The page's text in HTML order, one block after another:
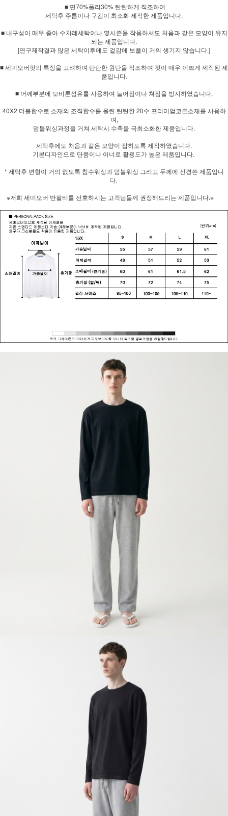
■ 면70%폴리30% 탄탄하게 직조하여
세탁후 주름이나 구김이 최소화 제작한 제품입니다.
■ 내구성이 매우 좋아 수차례세탁이나 몇시즌을 착용하셔도 처음과 같은 모양이 유지
되는 제품입니다.
[연구제작결과 많은 세탁이후에도 겉감에 보풀이 거의 생기지 않습니다.]
■ 세미오버핏의 특징을 고려하여 탄탄한 원단을 직조하여 핏이 매우 이쁘게 제작된 제
품입니다.
■ 어께부분에 모비론섬유를 사용하여 늘어짐이나 쳐짐을 방지하였습니다.
40X2 더블합수로 소재의 조직합수를 올린 탄탄한 20수 프리미엄코튼소재를 사용하
여,
덤블워싱과정을 거쳐 세탁시 수축을 극최소화한 제품입니다.
세탁후에도 처음과 같은 모양이 잡히도록 제작하였습니다.
기본디자인으로 단품이나 이너로 활용도가 높은 제품입니다.
* 세탁후 변형이 거의 없도록 침수워싱과 덤블워싱 그리고 두께에 신경쓴 제품입니
다.
※저희 세미오버 반팔티를 선호하시는 고객님들께 권장해드리는 제품입니다.※